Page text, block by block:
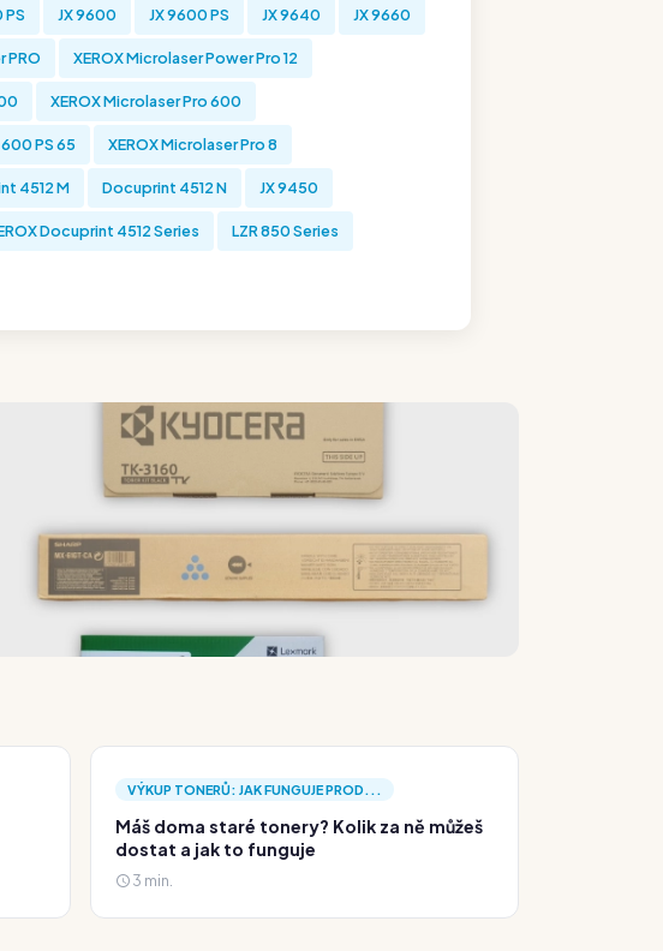
PS JX 9600 JX 9600 PS JX 9640 JX 9660
PRO XEROX Microlaser Power Pro 12
XEROX Microlaser Pro 600
PS 65 XEROX Microlaser Pro 8
4512 M Docuprint 4512 N JX 9450
Docuprint 4512 Series LZR 850 Series
VÝKUP TONERŮ: JAK FUNGUJE PROD...
Máš doma staré tonery? Kolik za ně můžeš
dostat a jak to funguje
3 min.